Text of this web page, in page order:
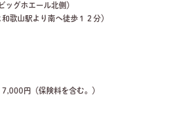
ッグホエール北側）
歌山駅より南へ徒歩１２分）
円（保険料を含む。）